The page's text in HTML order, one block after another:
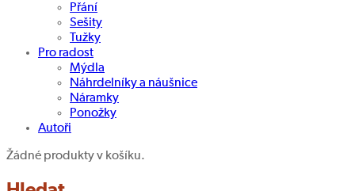
Přání
Sešity
Tužky
Pro radost
Mýdla
Náhrdelníky a náušnice
Náramky
Ponožky
Autoři
Žádné produkty v košíku.